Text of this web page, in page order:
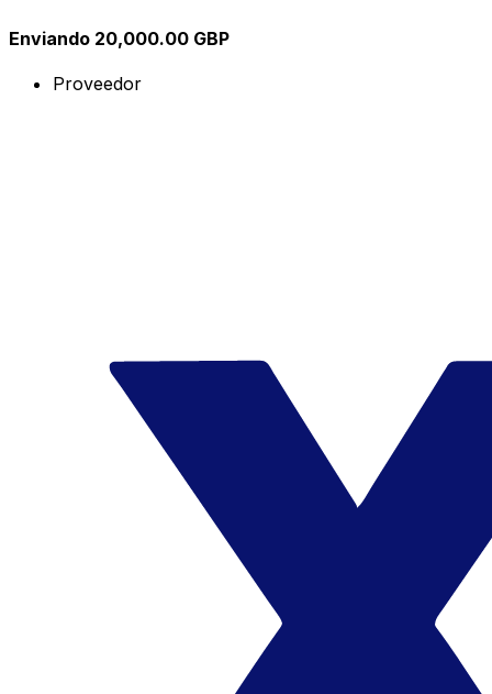
Enviando 20,000.00 GBP
Proveedor